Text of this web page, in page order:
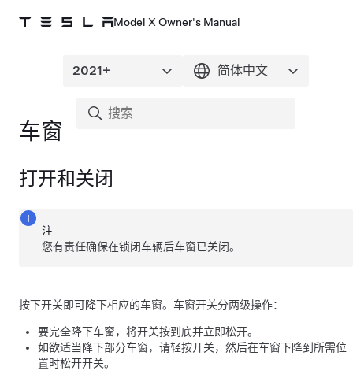
Model X Owner's Manual
车窗
打开和关闭
注
您有责任确保在锁闭车辆后车窗已关闭。
按下开关即可降下相应的车窗。车窗开关分两级操作：
要完全降下车窗，将开关按到底并立即松开。
如欲适当降下部分车窗，请轻按开关，然后在车窗下降到所需位
置时松开开关。